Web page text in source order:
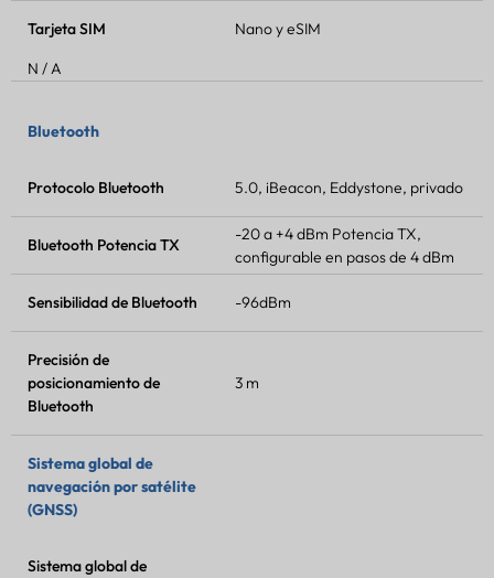
Tarjeta SIM
Nano y eSIM
N / A
Bluetooth
Protocolo Bluetooth 5.0, iBeacon, Eddystone, privado
Bluetooth Potencia TX
-20 a +4 dBm Potencia TX,
configurable en pasos de 4 dBm
Sensibilidad de Bluetooth -96dBm
Precisión de
posicionamiento de
Bluetooth
3 m
Sistema global de
navegación por satélite
(GNSS)
Sistema global de